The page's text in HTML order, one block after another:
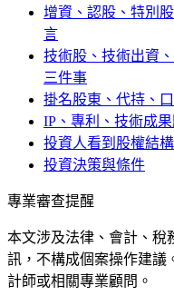
增資、認股、特別
言
技術股、技術出資
三件事
掛名股東、代持、
IP、專利、技術成
投資人看到股權結
投資決策與條件
專業審查提醒
本文涉及法律、會計、稅
訊，不構成個案操作建議
計師或相關專業顧問。